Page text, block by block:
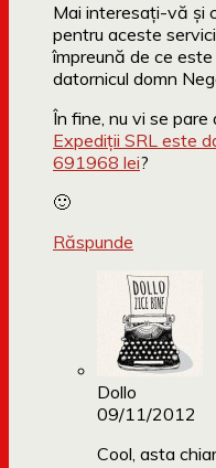
Mai interesaţi-vă şi
pentru aceste
împreună de ce
datornicul domn
În fine, nu vi se
Expediţii SRL este
691968 lei?
🙂
Răspunde
Dollo
09/11/2012
Cool, asta